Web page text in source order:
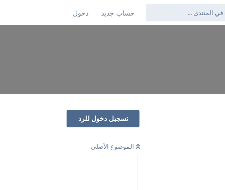
حساب جديد دخول
تسجيل دخول للرد
الموضوع الأصلي